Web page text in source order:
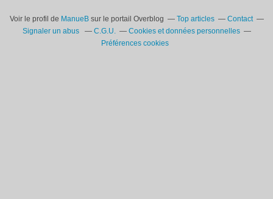
Voir le profil de ManueBsur le portail Overblog Top articles
Contact
Signaler un abus
C.G.U.
Cookies et données personnelles
Préférences cookies